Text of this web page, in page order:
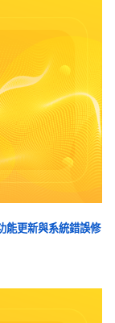
能更新與系統錯誤修